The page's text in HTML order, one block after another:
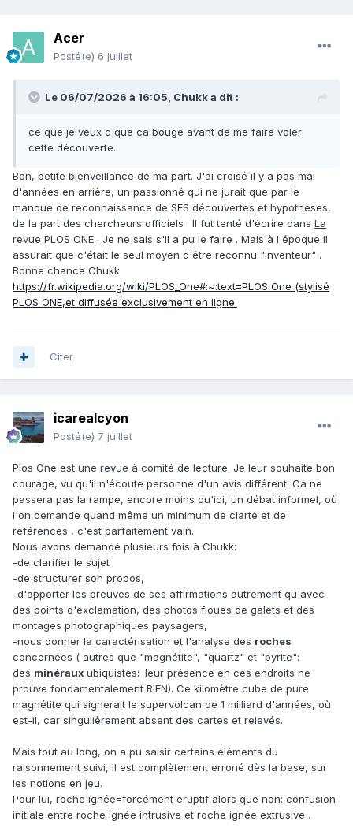
Acer
Posté(e) 6 juillet
Le 06/07/2026 à 16:05, Chukka dit :
ce que je veux c que ca bouge avant de me faire voler
cette découverte.
Bon, petite bienveillance de ma part. J'ai croisé il y a pas mal
d'années en arrière, un passionné qui ne jurait que par le
manque de reconnaissance de SES découvertes et hypothèses,
de la part des chercheurs officiels . Il fut tenté d'écrire dans La
revue PLOS ONE . Je ne sais s'il a pu le faire . Mais à l'époque il
assurait que c'était le seul moyen d'être reconnu "inventeur" .
Bonne chance Chukk
https://fr.wikipedia.org/wiki/PLOS_One#:~:text=PLOS One (stylisé
PLOS ONE,et diffusée exclusivement en ligne.
Citer
icarealcyon
Posté(e) 7 juillet
Plos One est une revue à comité de lecture. Je leur souhaite bon
courage, vu qu'il n'écoute personne d'un avis différent. Ca ne
passera pas la rampe, encore moins qu'ici, un débat informel, où
l'on demande quand même un minimum de clarté et de
références , c'est parfaitement vain.
Nous avons demandé plusieurs fois à Chukk:
-de clarifier le sujet
-de structurer son propos,
-d'apporter les preuves de ses affirmations autrement qu'avec
des points d'exclamation, des photos floues de galets et des
montages photographiques paysagers,
-nous donner la caractérisation et l'analyse des roches
concernées ( autres que "magnétite", "quartz" et "pyrite":
des minéraux ubiquistes: leur présence en ces endroits ne
prouve fondamentalement RIEN). Ce kilomètre cube de pure
magnétite qui signerait le supervolcan de 1 milliard d'années, où
est-il, car singulièrement absent des cartes et relevés.
Mais tout au long, on a pu saisir certains éléments du
raisonnement suivi, il est complètement erroné dès la base, sur
les notions en jeu.
Pour lui, roche ignée=forcément éruptif alors que non: confusion
initiale entre roche ignée intrusive et roche ignée extrusive .